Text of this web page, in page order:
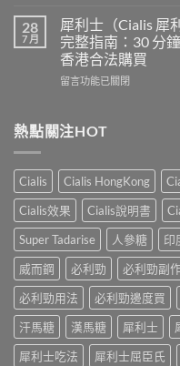
片
雙
效
犀
利
果
樣？
副
作
用
大
嗎？〉
得
及
樂
威
壯
買？
從
來
不
是
性
福
終
點〉
中
度
必
利
勁
POXET-
西
汀
副
作
用
全
解
析：
見
反
應、
生
率〉
28
7 月
犀利士（Cialis 犀
完整指南：30 分
香港合法購買
在
士
（Cialis
利
士，
他
達
拉
非）
效
與
藥
持
續
留言功能已關閉
熱點關注HOT
Cialis Cialis HongKong
Cialis效果
Cialis說明書
Super Tadarise
人參糖 印
威而鋼
必利勁 必利勁副
必利勁用法
必利勁邊度買
汗馬糖
漢馬糖 犀利士
犀利士吃法
犀利士屈臣氏